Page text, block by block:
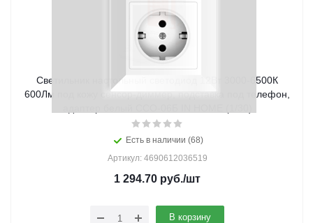
Светильник настольный светодиод 12Вт 3000-6500К
600Лм под кожу сенсор-диммер, подставка под телефон,
Есть в наличии (68)
Артикул: 4690612036519
1 294.70 руб./шт
В корзину